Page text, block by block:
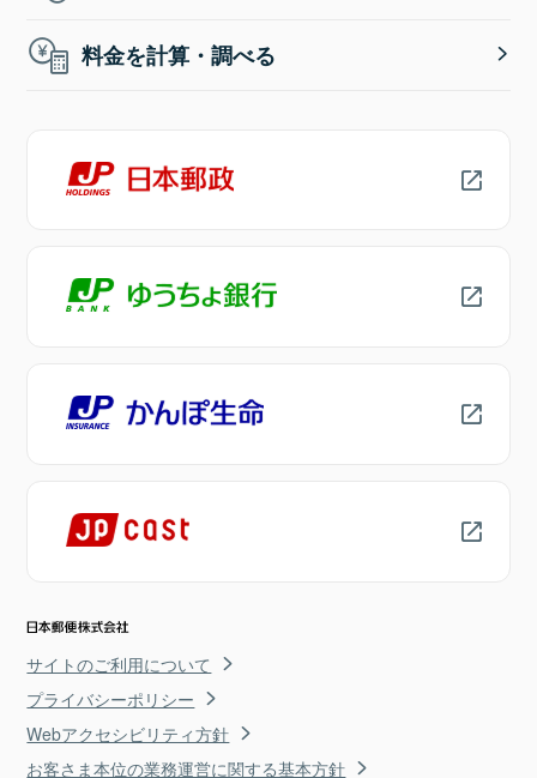
料金を計算・調べる
サイトのご利用について
プライバシーポリシー
Webアクセシビリティ方針
お客さま本位の業務運営に関する基本方針